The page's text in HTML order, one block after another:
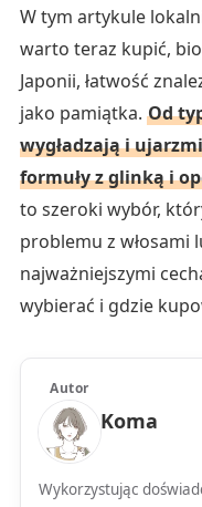
W tym artykule
warto teraz kupić,
Japonii, łatwość
jako pamiątka. Od
wygładzają i
formuły z glinką i
to szeroki wybór,
problemu z włosami
najważniejszymi
wybierać i gdzie
Autor
Koma
Wykorzystując